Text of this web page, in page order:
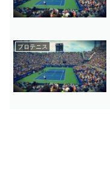
プロテニス